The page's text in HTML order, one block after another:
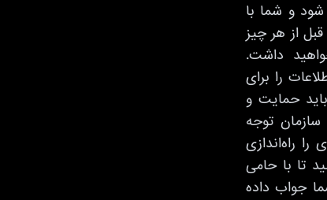
و شما با
از هر چیز
داشت.
را برای
حمایت و
سازمان توجه
راه‌اندازی
تا با حامی
جواب داده